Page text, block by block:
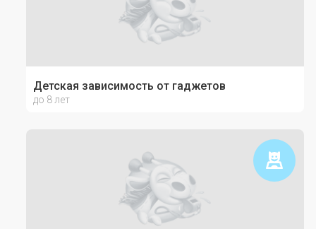
Детская зависимость от гаджетов
до 8 лет